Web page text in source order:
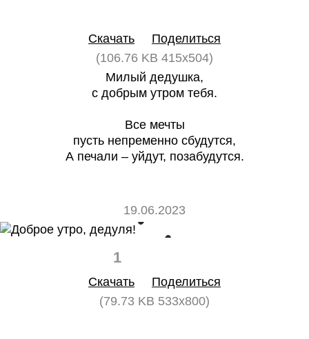
Скачать
Поделиться
(106.76 KB 415x504)
Милый дедушка,
с добрым утром тебя.
Все мечты
пусть непременно сбудутся,
А печали – уйдут, позабудутся.
19.06.2023
1
Скачать
Поделиться
(79.73 KB 533x800)